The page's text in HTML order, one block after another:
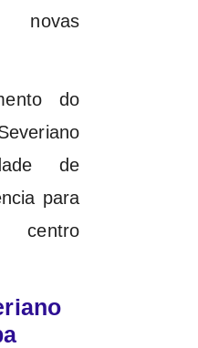
do
de
para
centro